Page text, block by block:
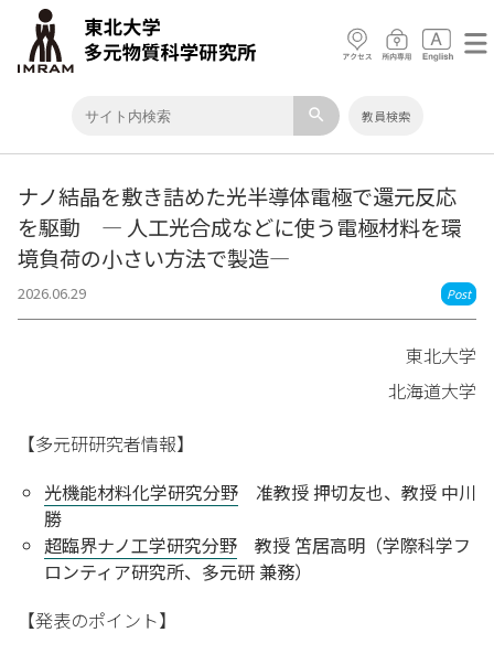
search 教員検索
ナノ結晶を敷き詰めた光半導体電極で還元反応
を駆動 ― 人工光合成などに使う電極材料を環
境負荷の小さい方法で製造―
2026.06.29 Post
東北大学
北海道大学
【多元研研究者情報】
光機能材料化学研究分野 准教授 押切友也、教授 中川
勝
超臨界ナノ工学研究分野 教授 笘居高明（学際科学フ
ロンティア研究所、多元研 兼務）
【発表のポイント】